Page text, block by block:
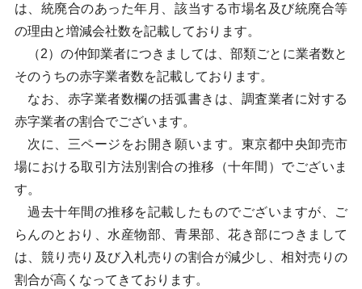
は、統廃合のあった年月、該当する市場名及び統廃合等
の理由と増減会社数を記載しております。
（2）の仲卸業者につきましては、部類ごとに業者数と
そのうちの赤字業者数を記載しております。
なお、赤字業者数欄の括弧書きは、調査業者に対する
赤字業者の割合でございます。
次に、三ページをお開き願います。東京都中央卸売市
場における取引方法別割合の推移（十年間）でございま
す。
過去十年間の推移を記載したものでございますが、ご
らんのとおり、水産物部、青果部、花き部につきまして
は、競り売り及び入札売りの割合が減少し、相対売りの
割合が高くなってきております。